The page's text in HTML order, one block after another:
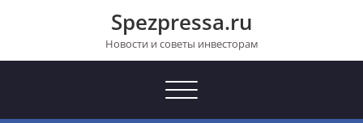
Spezpressa.ru
Новости и советы инвесторам
Toggle